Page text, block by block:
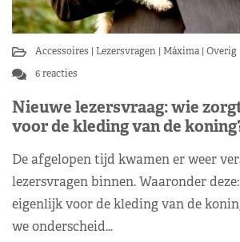
Accessoires Lezersvragen Máxima Overig
6 reacties
Nieuwe lezersvraag: wie
voor de kleding van de
De afgelopen tijd kwamen er weer
lezersvragen binnen. Waaronder
eigenlijk voor de kleding van de
we onderscheid…